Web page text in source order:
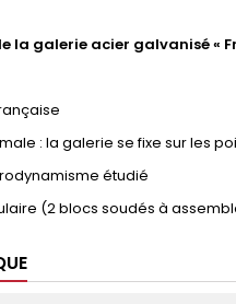
la galerie acier galvanisé «
: la galerie se fixe sur les
étudié
(2 blocs soudés à